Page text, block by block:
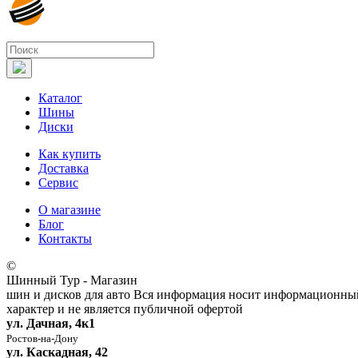
Каталог
Шины
Диски
Как купить
Доставка
Сервис
О магазине
Блог
Контакты
©
Шинный Тур - Магазин
шин и дисков для авто Вся информация носит
характер и не является публичной офертой
ул. Дачная, 4к1
Ростов-на-Дону
ул. Каскадная, 42